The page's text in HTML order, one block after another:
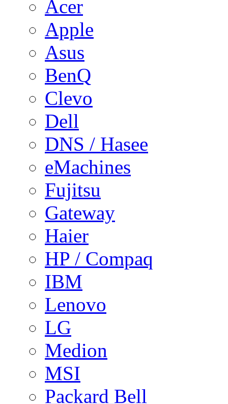
Acer
Apple
Asus
BenQ
Clevo
Dell
DNS / Hasee
eMachines
Fujitsu
Gateway
Haier
HP / Compaq
IBM
Lenovo
LG
Medion
MSI
Packard Bell